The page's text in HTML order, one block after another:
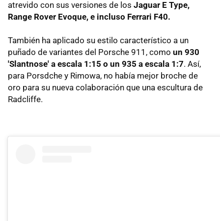
atrevido con sus versiones de los Jaguar E Type,
Range Rover Evoque, e incluso Ferrari F40.
También ha aplicado su estilo característico a un
puñado de variantes del Porsche 911, como un 930
'Slantnose' a escala 1:15 o un 935 a escala 1:7. Así,
para Porsdche y Rimowa, no había mejor broche de
oro para su nueva colaboración que una escultura de
Radcliffe.